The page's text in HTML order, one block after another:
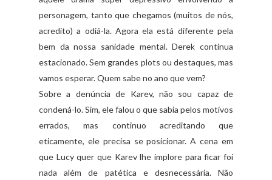
personagem, tanto que chegamos (muitos de nós,
acredito) a odiá-la. Agora ela está diferente pela
bem da nossa sanidade mental. Derek continua
estacionado. Sem grandes plots ou destaques, mas
vamos esperar. Quem sabe no ano que vem?
Sobre a denúncia de Karev, não sou capaz de
condená-lo. Sim, ele falou o que sabia pelos motivos
errados, mas continuo acreditando que
eticamente, ele precisa se posicionar. A cena em
que Lucy quer que Karev lhe implore para ficar foi
nada além de patética e desnecessária. Não